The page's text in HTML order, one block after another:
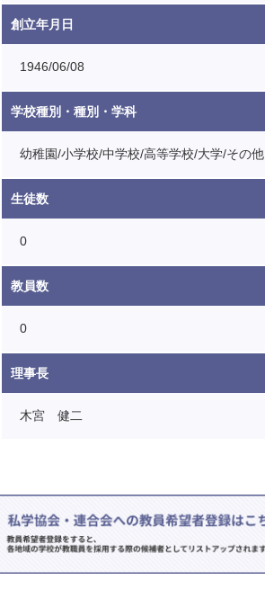
創立年月日
1946/06/08
学校種別・種別・学科
幼稚園/小学校/中学校/高等学校/大学/その他
生徒数
0
教員数
0
理事長
木宮 健二